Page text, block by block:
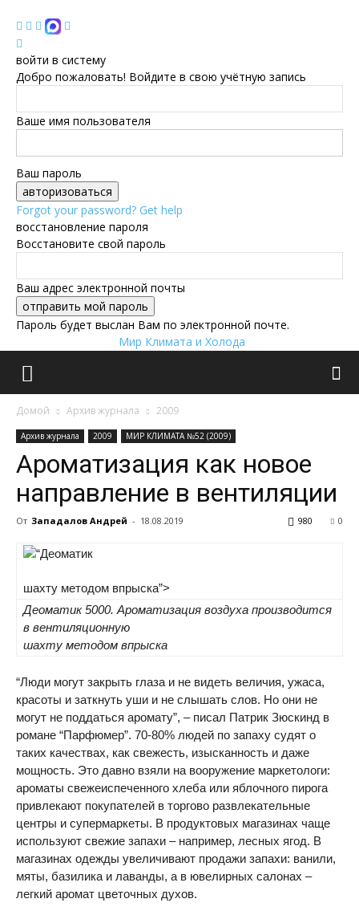
войти в систему
Добро пожаловать! Войдите в свою учётную запись
Ваше имя пользователя
Ваш пароль
Forgot your password? Get help
восстановление пароля
Восстановите свой пароль
Ваш адрес электронной почты
Пароль будет выслан Вам по электронной почте.
Мир Климата и Холода
Домой Архив журнала 2009
Архив журнала 2009 МИР КЛИМАТА №52 (2009)
Ароматизация как новое
направление в вентиляции
От Западалов Андрей - 18.08.2019 0
980
шахту методом впрыска”>
Деоматик 5000. Ароматизация воздуха производится
в вентиляционную
шахту методом впрыска
“Люди могут закрыть глаза и не видеть величия, ужаса,
красоты и заткнуть уши и не слышать слов. Но они не
могут не поддаться аромату”, – писал Патрик Зюскинд в
романе “Парфюмер”. 70-80% людей по запаху судят о
таких качествах, как свежесть, изысканность и даже
мощность. Это давно взяли на вооружение маркетологи:
ароматы свежеиспеченного хлеба или яблочного пирога
привлекают покупателей в торгово развлекательные
центры и супермаркеты. В продуктовых магазинах чаще
используют свежие запахи – например, лесных ягод. В
магазинах одежды увеличивают продажи запахи: ванили,
мяты, базилика и лаванды, а в ювелирных салонах –
легкий аромат цветочных духов.